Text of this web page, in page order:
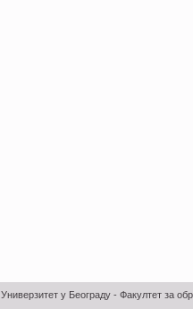
Универзитет у Београду - Факултет за